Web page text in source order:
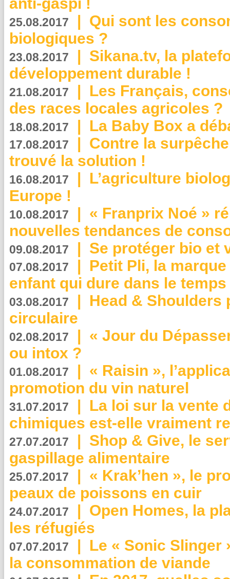
25.08.2017 | Qui sont les
biologiques ?
23.08.2017 | Sikana.tv, la
développement durable !
21.08.2017 | Les Français,
des races locales agricoles ?
18.08.2017 | La Baby Box a
17.08.2017 | Contre la
trouvé la solution !
16.08.2017 | L’agriculture
Europe !
10.08.2017 | « Franprix Noé »
nouvelles tendances de
09.08.2017 | Se protéger bio et
07.08.2017 | Petit Pli, la
enfant qui dure dans le temps
03.08.2017 | Head & Shoulders
circulaire
02.08.2017 | « Jour du
ou intox ?
01.08.2017 | « Raisin »,
promotion du vin naturel
31.07.2017 | La loi sur la vente
chimiques est-elle vraiment
27.07.2017 | Shop & Give, le
gaspillage alimentaire
25.07.2017 | « Krak’hen », le
peaux de poissons en cuir
24.07.2017 | Open Homes, la
les réfugiés
07.07.2017 | Le « Sonic Slinger
la consommation de viande